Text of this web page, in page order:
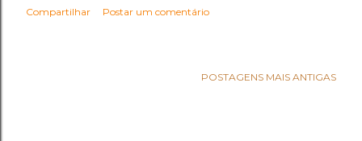
Compartilhar Postar um comentário
POSTAGENS MAIS ANTIGAS